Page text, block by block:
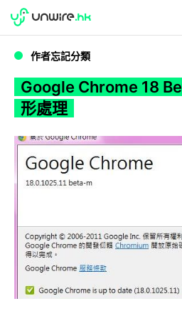
WWDC 2026
作者忘記分類
Google Chrome 18
形處理